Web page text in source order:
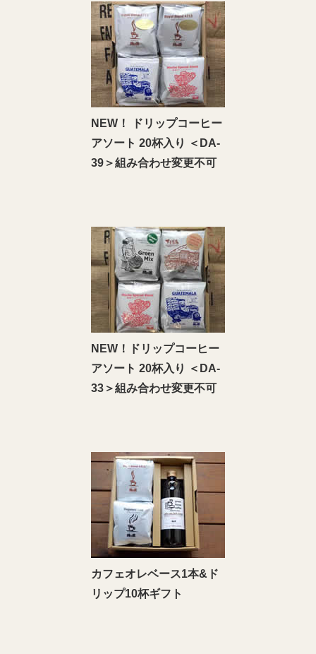
NEW！ ドリップコーヒー
アソート 20杯入り ＜DA‐
39＞組み合わせ変更不可
NEW！ドリップコーヒー
アソート 20杯入り ＜DA‐
33＞組み合わせ変更不可
カフェオレベース1本&ド
リップ10杯ギフト